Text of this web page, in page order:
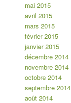
mai 2015
avril 2015
mars 2015
février 2015
janvier 2015
décembre 2014
novembre 2014
octobre 2014
septembre 2014
août 2014